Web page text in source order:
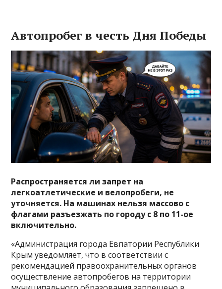
Автопробег в честь Дня Победы
Распространяется ли запрет на
легкоатлетические и велопробеги, не
уточняется. На машинах нельзя массово с
флагами разъезжать по городу с 8 по 11-ое
включительно.
«Администрация города Евпатории Республики
Крым уведомляет, что в соответствии с
рекомендацией правоохранительных органов
осуществление автопробегов на территории